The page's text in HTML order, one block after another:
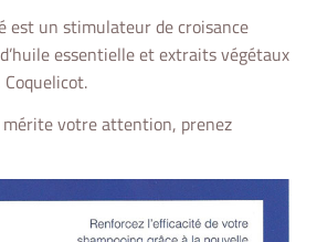
est un stimulateur de croisance
essentielle et extraits végétaux
Coquelicot.
votre attention, prenez